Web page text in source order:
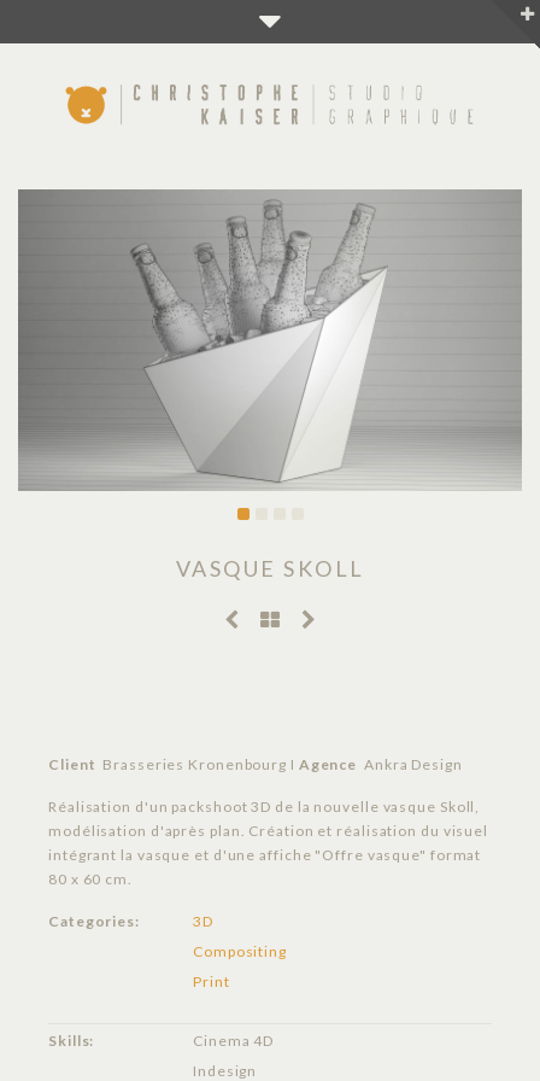
VASQUE SKOLL
Client Brasseries Kronenbourg I Agence Ankra Design
Réalisation d'un packshoot 3D de la nouvelle vasque Skoll,
modélisation d'après plan. Création et réalisation du visuel
intégrant la vasque et d'une affiche "Offre vasque" format
80 x 60 cm.
Categories:
3D
Compositing
Print
Skills:
Cinema 4D
Indesign